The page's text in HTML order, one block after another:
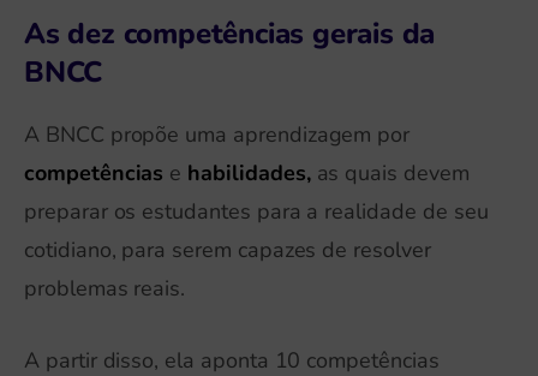
As dez competências gerais da
BNCC
A BNCC propõe uma aprendizagem por
competências e habilidades, as quais devem
preparar os estudantes para a realidade de seu
cotidiano, para serem capazes de resolver
problemas reais.
A partir disso, ela aponta 10 competências